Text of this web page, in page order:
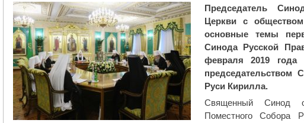
р
а
и
н
с
к
Председатель
Церкви с
основные темы
Синода Русской
февраля 2019
председательством
Руси Кирилла.
Священный Синод
Поместного Собора